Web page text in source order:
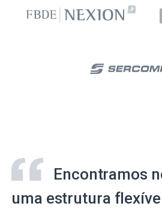
Encontramos
uma estrutura